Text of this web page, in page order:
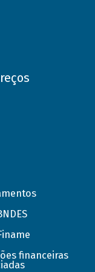
financeiras